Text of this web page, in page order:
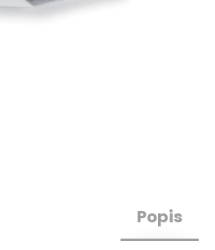
Popis